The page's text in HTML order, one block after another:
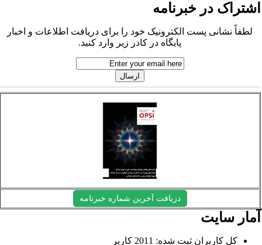
در خبرنامه
لطفاً نشانی پست الکترونیک خود را برای دریافت اطلاعات و اخبار
پایگاه در کادر زیر وارد کنید.
دریافت آخرین شماره خبرنامه
سایت
کل کاربران ثبت شده: 2011 کاربر